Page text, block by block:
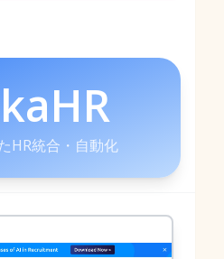
HR統合・自動化